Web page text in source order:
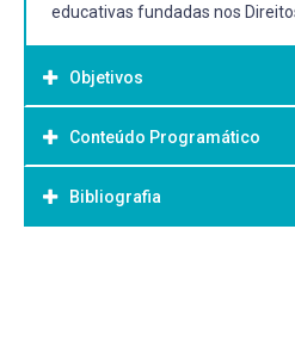
educativas fundadas nos
Objetivos
Objetivo Geral:
Geral
- Introduzir a temática do teatro
Conteúdo Programático
UNIDADE 1 - TEATRO
1.1 Principais características
Bibliografia